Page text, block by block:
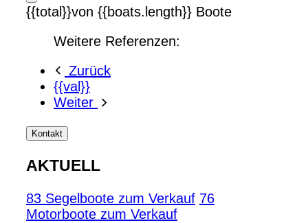
{{total}}von {{boats.length}} Boote
Weitere Referenzen:
Zurück
{{val}}
Weiter
Kontakt
AKTUELL
83 Segelboote zum Verkauf 76
Motorboote zum Verkauf